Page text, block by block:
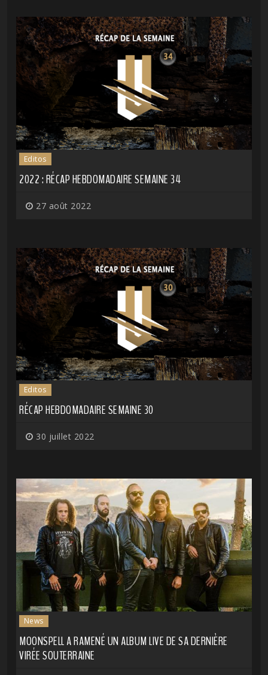
Editos
2022 : RÉCAP HEBDOMADAIRE SEMAINE 34
27 août 2022
Editos
RÉCAP HEBDOMADAIRE SEMAINE 30
30 juillet 2022
News
MOONSPELL A RAMENÉ UN ALBUM LIVE DE SA DERNIÈRE
VIRÉE SOUTERRAINE